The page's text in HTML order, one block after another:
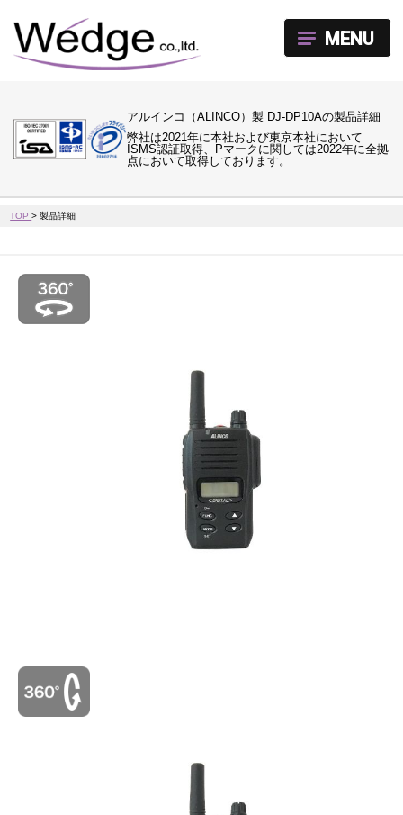
アルインコ（ALINCO）製 DJ-DP10Aの製品詳細
弊社は2021年に本社および東京本社において
ISMS認証取得、Pマークに関しては2022年に全拠
点において取得しております。
MENU
TOP>製品詳細